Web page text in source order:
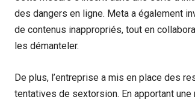
des dangers en ligne. Meta a également
de contenus inappropriés, tout en
les démanteler.
De plus, l’entreprise a mis en place des
tentatives de sextorsion. En apportant